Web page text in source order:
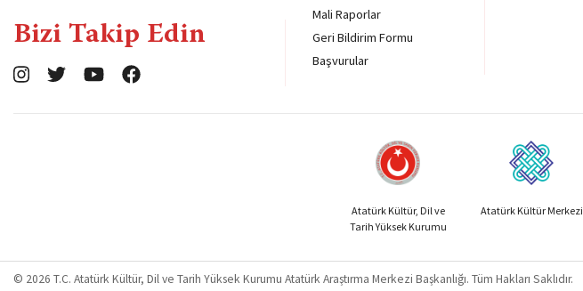
Bizi Takip Edin
Mali Raporlar
Geri Bildirim Formu
Başvurular
Atatürk Kültür, Dil ve
Tarih Yüksek Kurumu
Atatürk Kültür Merkezi
© 2026 T.C. Atatürk Kültür, Dil ve Tarih Yüksek Kurumu Atatürk Araştırma Merkezi Başkanlığı. Tüm Hakları Saklıdır.